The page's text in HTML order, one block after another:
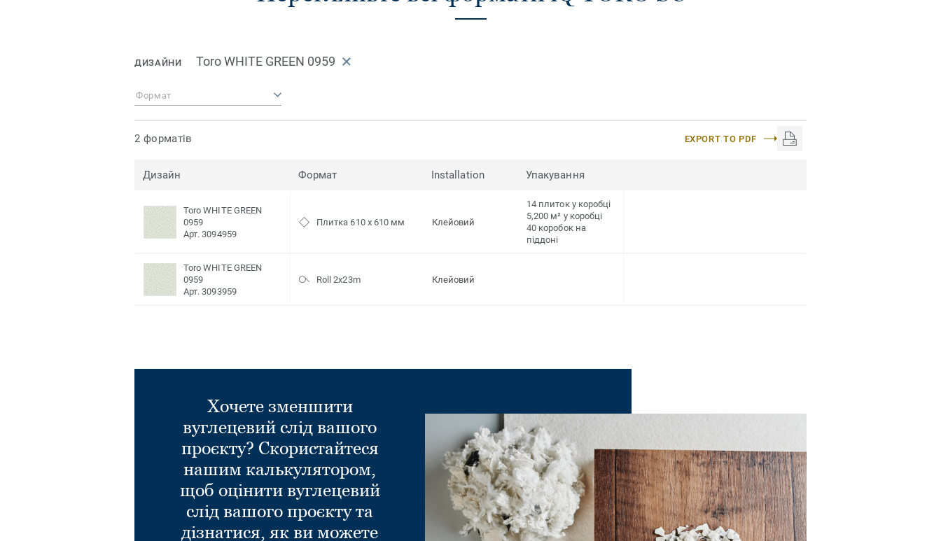
ДИЗАЙНИ Toro WHITE GREEN 0959
Формат
2 форматів EXPORT TO PDF
Дизайн Формат Installation Упакування
Toro WHITE GREEN
0959
Арт. 3094959
Плитка 610 x 610 мм Клейовий
14 плиток у коробці
5,200 м² у коробці
40 коробок на
піддоні
Toro WHITE GREEN
0959
Арт. 3093959
Roll 2x23m Клейовий
Хочете зменшити
вуглецевий слід вашого
проєкту? Скористайтеся
нашим калькулятором,
щоб оцінити вуглецевий
слід вашого проєкту та
дізнатися, як ви можете